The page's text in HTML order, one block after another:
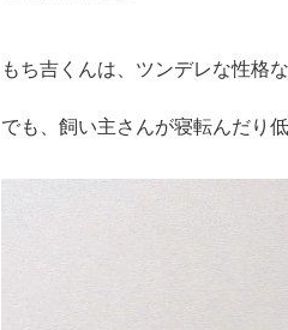
もち吉くんは、ツンデレな性格
でも、飼い主さんが寝転んだり